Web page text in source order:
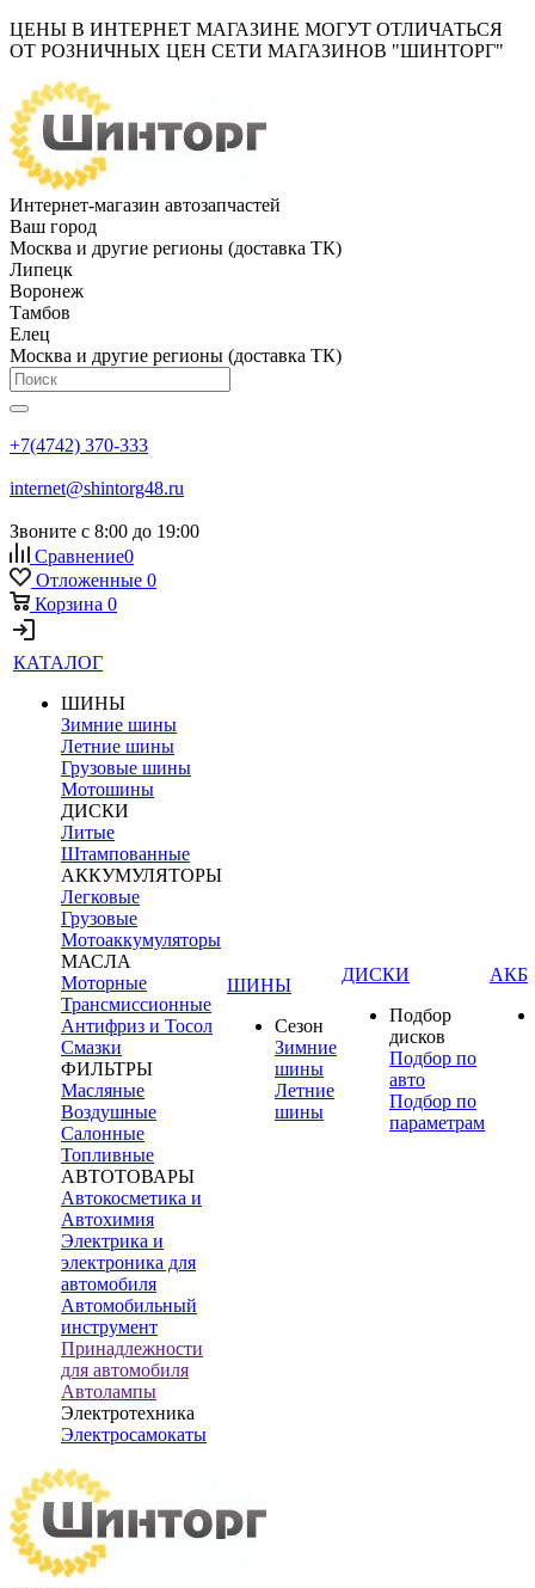
ЦЕНЫ В ИНТЕРНЕТ МАГАЗИНЕ МОГУТ ОТЛИЧАТЬСЯ
ОТ РОЗНИЧНЫХ ЦЕН СЕТИ МАГАЗИНОВ "ШИНТОРГ"
Интернет-магазин автозапчастей
Ваш город
Москва и другие регионы (доставка ТК)
Липецк
Воронеж
Тамбов
Елец
Москва и другие регионы (доставка ТК)
+7(4742) 370-333
internet@shintorg48.ru
Звоните с 8:00 до 19:00
Сравнение0
Отложенные 0
Корзина 0
КАТАЛОГ
ШИНЫ
Зимние шины
Летние шины
Грузовые шины
Мотошины
ДИСКИ
Литые
Штампованные
АККУМУЛЯТОРЫ
Легковые
Грузовые
Мотоаккумуляторы
МАСЛА
Моторные
Трансмиссионные
Антифриз и Тосол
Смазки
ФИЛЬТРЫ
Масляные
Воздушные
Салонные
Топливные
АВТОТОВАРЫ
Автокосметика и
Автохимия
Электрика и
электроника для
автомобиля
Автомобильный
инструмент
Принадлежности
для автомобиля
Автолампы
Электротехника
Электросамокаты
ШИНЫ
Сезон
Зимние
шины
Летние
шины
ДИСКИ
Подбор
дисков
Подбор по
авто
Подбор по
параметрам
АКБ